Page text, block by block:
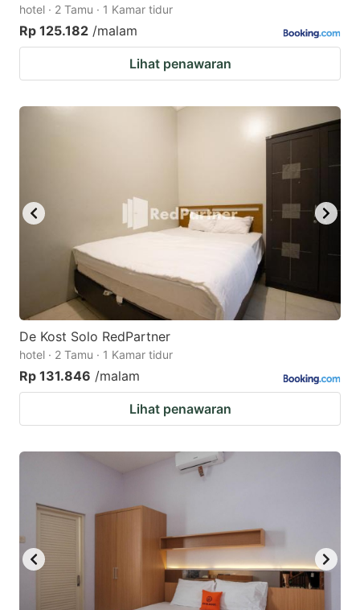
hotel · 2 Tamu · 1 Kamar tidur
Rp 125.182 /malam
Lihat penawaran
De Kost Solo RedPartner
hotel · 2 Tamu · 1 Kamar tidur
Rp 131.846 /malam
Lihat penawaran